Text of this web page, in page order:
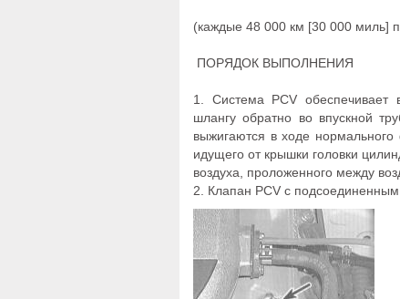
(каждые 48 000 км [30 000 миль]
ПОРЯДОК ВЫПОЛНЕНИЯ
1. Система PCV обеспечивает
шлангу обратно во впускной
выжигаются в ходе нормального
идущего от крышки головки
воздуха, проложенного между
2. Клапан PCV с